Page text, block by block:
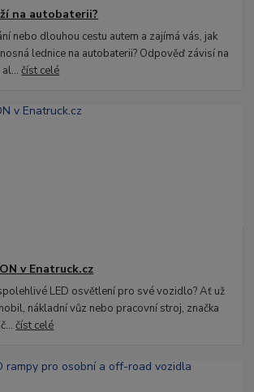
na autobaterii?
nebo dlouhou cestu autem a zajímá vás, jak
lednice na autobaterii? Odpověď závisí na
al...číst celé
v Enatruck.cz
LED osvětlení pro své vozidlo? Ať už
nákladní vůz nebo pracovní stroj, značka
číst celé